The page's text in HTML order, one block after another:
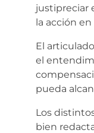
justipreciar
la acción
El
el
pueda
Los
bien